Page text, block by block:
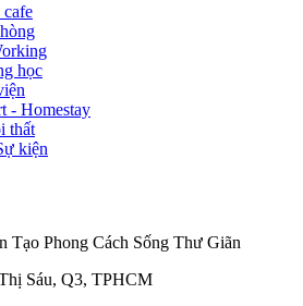
học
- Homestay
thất
kiện
Tạo Phong Cách Sống Thư Giãn
Sáu, Q3, TPHCM